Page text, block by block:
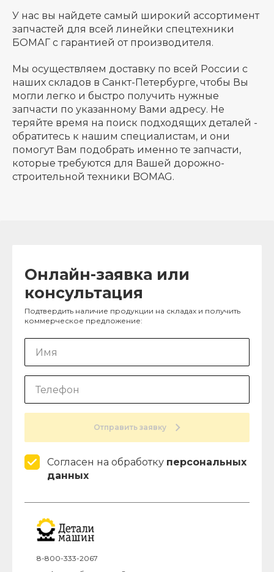
У нас вы найдете самый широкий ассортимент
запчастей для всей линейки спецтехники
БОМАГ с гарантией от производителя.
Мы осуществляем доставку по всей России с
наших складов в Санкт-Петербурге, чтобы Вы
могли легко и быстро получить нужные
запчасти по указанному Вами адресу. Не
теряйте время на поиск подходящих деталей -
обратитесь к нашим специалистам, и они
помогут Вам подобрать именно те запчасти,
которые требуются для Вашей дорожно-
строительной техники BOMAG.
Онлайн-заявка или
консультация
Подтвердить наличие продукции на складах и получить
коммерческое предложение:
Отправить заявку
Согласен на обработку персональных
данных
8-800-333-2067